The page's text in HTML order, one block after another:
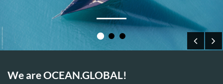
We are OCEAN.GLOBAL!